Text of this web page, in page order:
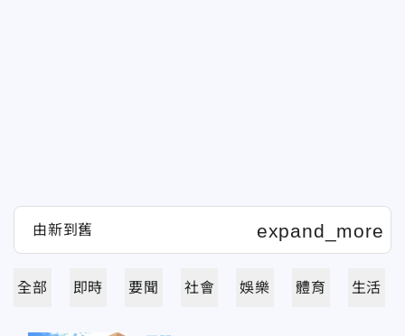
全部 即時 要聞 社會 娛樂 體育 生活